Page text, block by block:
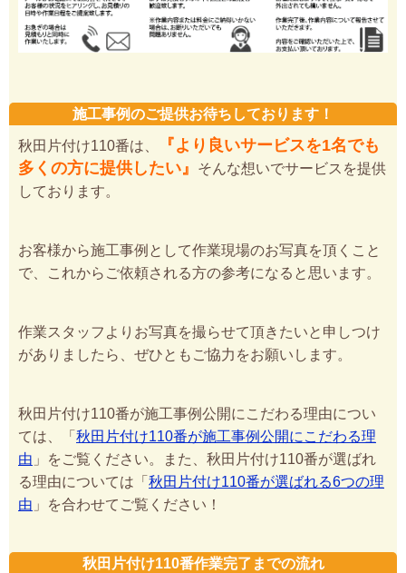
施工事例のご提供お待ちしております！
秋田片付け110番は、
『より良いサービスを1名でも
多くの方に提供したい』
そんな想いでサービスを提供
しております。
お客様から施工事例として作業現場のお写真を頂くこと
で、これからご依頼される方の参考になると思います。
作業スタッフよりお写真を撮らせて頂きたいと申しつけ
がありましたら、ぜひともご協力をお願いします。
秋田片付け110番が施工事例公開にこだわる理由につい
ては、「 秋田片付け110番が施工事例公開にこだわる理
由 」をご覧ください。また、秋田片付け110番が選ばれ
る理由については「 秋田片付け110番が選ばれる6つの理
由 」を合わせてご覧ください！
秋田片付け110番作業完了までの流れ